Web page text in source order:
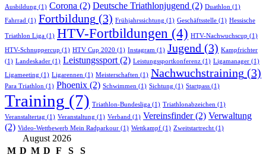
Ausbildung (1) Corona (2) Deutsche Triathlonjugend (2) Duathlon (1)
Fahrrad (1) Fortbildung (3) Frühjahrssichtung (1) Geschäftsstelle (1) Hessische
Triathlon Liga (1) HTV-Fortbildungen (4) HTV-Nachwuchscup (1)
HTV-Schnuppercup (1) HTV Cup 2020 (1) Instagram (1) Jugend (3) Kampfrichter
(1) Landeskader (1) Leistungssport(2) Leistungssportkonferenz (1) Ligamanager (1)
Ligameeting (1) Ligarennen (1) Meisterschaften (1) Nachwuchstraining (3)
Para Triathlon (1) Phoenix (2) Schwimmen (1) Sichtung (1) Startpass (1)
Training (7) Triathlon-Bundesliga (1) Triathlonabzeichen (1)
Veranstaltertag (1) Veranstaltung (1) Verband (1) Vereinsfinder(2) Verwaltung
(2) Video-Wettbewerb Mein Radparkour (1) Wettkampf (1) Zweitstartrecht (1)
August 2026
M D M D F S
S